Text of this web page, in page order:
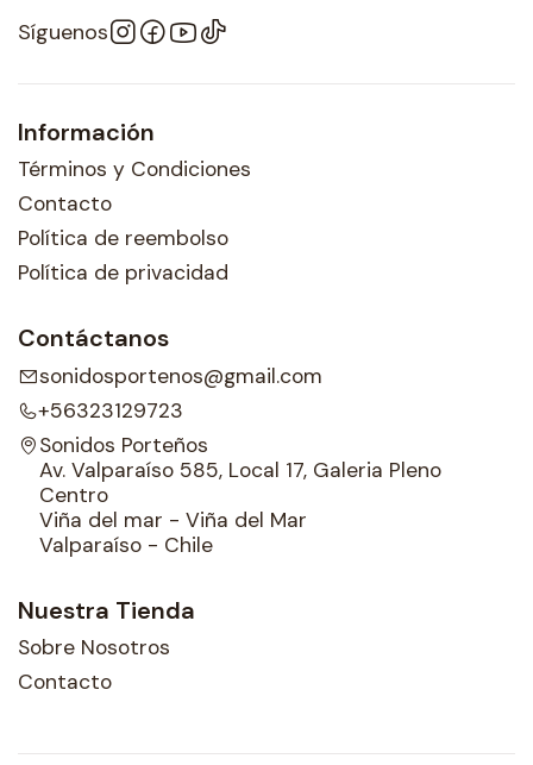
Síguenos
Información
Términos y Condiciones
Contacto
Política de reembolso
Política de privacidad
Contáctanos
sonidosportenos@gmail.com
+56323129723
Sonidos Porteños
Av. Valparaíso 585, Local 17, Galeria Pleno
Centro
Viña del mar - Viña del Mar
Valparaíso - Chile
Nuestra Tienda
Sobre Nosotros
Contacto